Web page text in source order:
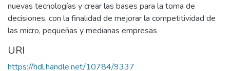
nuevas tecnologías y crear las bases para la toma de
decisiones, con la finalidad de mejorar la competitividad de
las micro, pequeñas y medianas empresas
URI
https://hdl.handle.net/10784/9337